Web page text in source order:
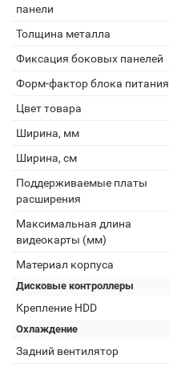
панели
Толщина металла
Фиксация боковых панелей
Форм-фактор блока питания
Цвет товара
Ширина, мм
Ширина, см
Поддерживаемые платы
расширения
Максимальная длина
видеокарты (мм)
Материал корпуса
Дисковые контроллеры
Крепление HDD
Охлаждение
Задний вентилятор